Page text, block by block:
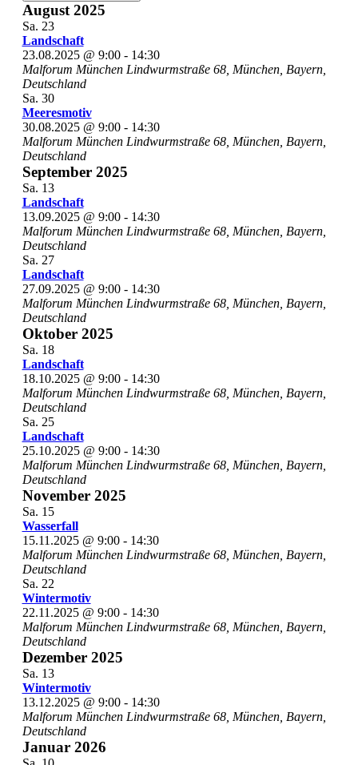
August 2025
Sa. 23
Landschaft
23.08.2025 @ 9:00- 14:30
Malforum München Lindwurmstraße 68, München, Bayern,
Deutschland
Sa. 30
Meeresmotiv
30.08.2025 @ 9:00- 14:30
Malforum München Lindwurmstraße 68, München, Bayern,
Deutschland
September 2025
Sa. 13
Landschaft
13.09.2025 @ 9:00- 14:30
Malforum München Lindwurmstraße 68, München, Bayern,
Deutschland
Sa. 27
Landschaft
27.09.2025 @ 9:00- 14:30
Malforum München Lindwurmstraße 68, München, Bayern,
Deutschland
Oktober 2025
Sa. 18
Landschaft
18.10.2025 @ 9:00- 14:30
Malforum München Lindwurmstraße 68, München, Bayern,
Deutschland
Sa. 25
Landschaft
25.10.2025 @ 9:00- 14:30
Malforum München Lindwurmstraße 68, München, Bayern,
Deutschland
November 2025
Sa. 15
Wasserfall
15.11.2025 @ 9:00- 14:30
Malforum München Lindwurmstraße 68, München, Bayern,
Deutschland
Sa. 22
Wintermotiv
22.11.2025 @ 9:00- 14:30
Malforum München Lindwurmstraße 68, München, Bayern,
Deutschland
Dezember 2025
Sa. 13
Wintermotiv
13.12.2025 @ 9:00- 14:30
Malforum München Lindwurmstraße 68, München, Bayern,
Deutschland
Januar 2026